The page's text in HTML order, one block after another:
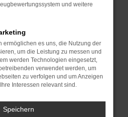
wie Werbeblocker,
bestimmter Seiten
die Seite in einem
oder in einem privaten
neu.
Probleme zu beheben.
und weitere
ermöglichen es uns, die Nutzung der
um die Leistung zu messen und
werden Technologien eingesetzt,
verwendet werden, um
zu verfolgen und um Anzeigen
Interessen relevant sind.
Speichern